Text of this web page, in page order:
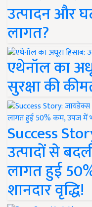
उत्पादन और
लागत?
एथेनॉल का
सुरक्षा की
Success
उत्पादों से
लागत हुई
शानदार वृद्धि!